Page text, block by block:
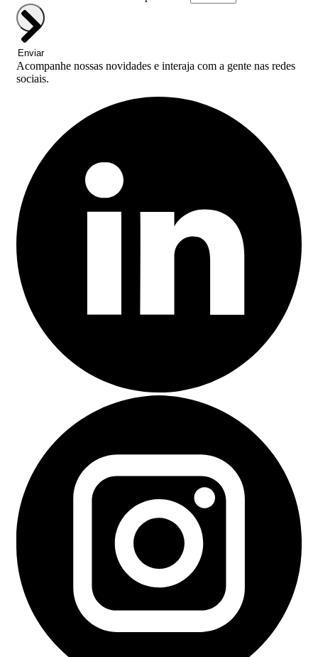
Enviar
Acompanhe nossas novidades e interaja com a gente nas redes
sociais.